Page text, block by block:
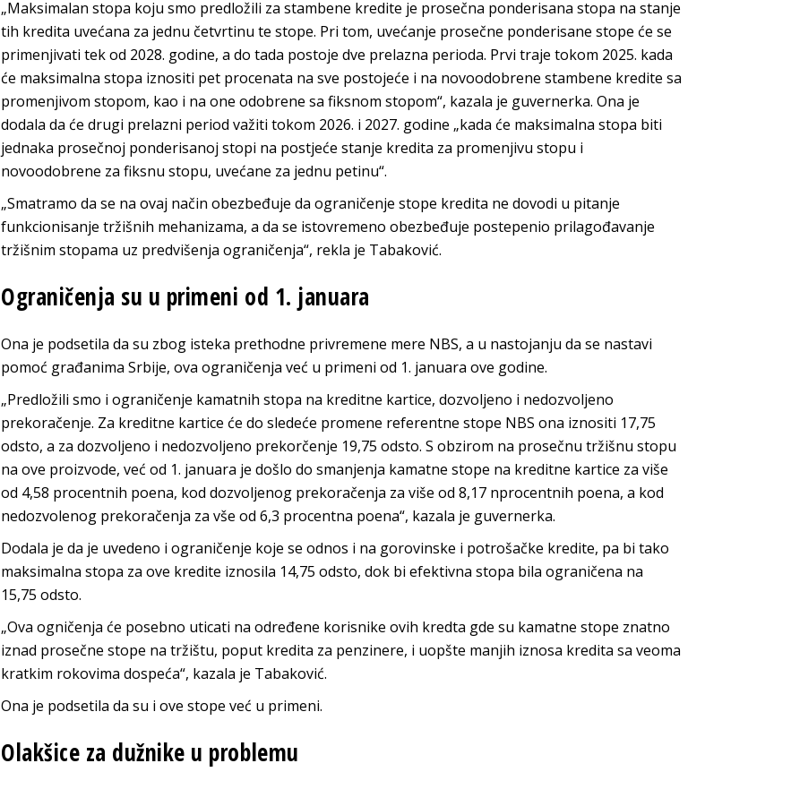
„Maksimalan stopa koju smo predložili za stambene kredite je prosečna ponderisana stopa na stanje
tih kredita uvećana za jednu četvrtinu te stope. Pri tom, uvećanje prosečne ponderisane stope će se
primenjivati tek od 2028. godine, a do tada postoje dve prelazna perioda. Prvi traje tokom 2025. kada
će maksimalna stopa iznositi pet procenata na sve postojeće i na novoodobrene stambene kredite sa
promenjivom stopom, kao i na one odobrene sa fiksnom stopom“, kazala je guvernerka. Ona je
dodala da će drugi prelazni period važiti tokom 2026. i 2027. godine „kada će maksimalna stopa biti
jednaka prosečnoj ponderisanoj stopi na postjeće stanje kredita za promenjivu stopu i
novoodobrene za fiksnu stopu, uvećane za jednu petinu“.
„Smatramo da se na ovaj način obezbeđuje da ograničenje stope kredita ne dovodi u pitanje
funkcionisanje tržišnih mehanizama, a da se istovremeno obezbeđuje postepenio prilagođavanje
tržišnim stopama uz predvišenja ograničenja“, rekla je Tabaković.
Ograničenja su u primeni od 1. januara
Ona je podsetila da su zbog isteka prethodne privremene mere NBS, a u nastojanju da se nastavi
pomoć građanima Srbije, ova ograničenja već u primeni od 1. januara ove godine.
„Predložili smo i ograničenje kamatnih stopa na kreditne kartice, dozvoljeno i nedozvoljeno
prekoračenje. Za kreditne kartice će do sledeće promene referentne stope NBS ona iznositi 17,75
odsto, a za dozvoljeno i nedozvoljeno prekorčenje 19,75 odsto. S obzirom na prosečnu tržišnu stopu
na ove proizvode, već od 1. januara je došlo do smanjenja kamatne stope na kreditne kartice za više
od 4,58 procentnih poena, kod dozvoljenog prekoračenja za više od 8,17 nprocentnih poena, a kod
nedozvolenog prekoračenja za vše od 6,3 procentna poena“, kazala je guvernerka.
Dodala je da je uvedeno i ograničenje koje se odnos i na gorovinske i potrošačke kredite, pa bi tako
maksimalna stopa za ove kredite iznosila 14,75 odsto, dok bi efektivna stopa bila ograničena na
15,75 odsto.
„Ova ogničenja će posebno uticati na određene korisnike ovih kredta gde su kamatne stope znatno
iznad prosečne stope na tržištu, poput kredita za penzinere, i uopšte manjih iznosa kredita sa veoma
kratkim rokovima dospeća“, kazala je Tabaković.
Ona je podsetila da su i ove stope već u primeni.
Olakšice za dužnike u problemu